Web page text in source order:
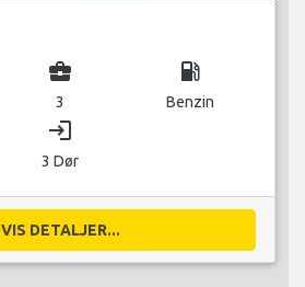
business_center
3
local_gas_station
Benzin
login
3 Dør
VIS DETALJER...